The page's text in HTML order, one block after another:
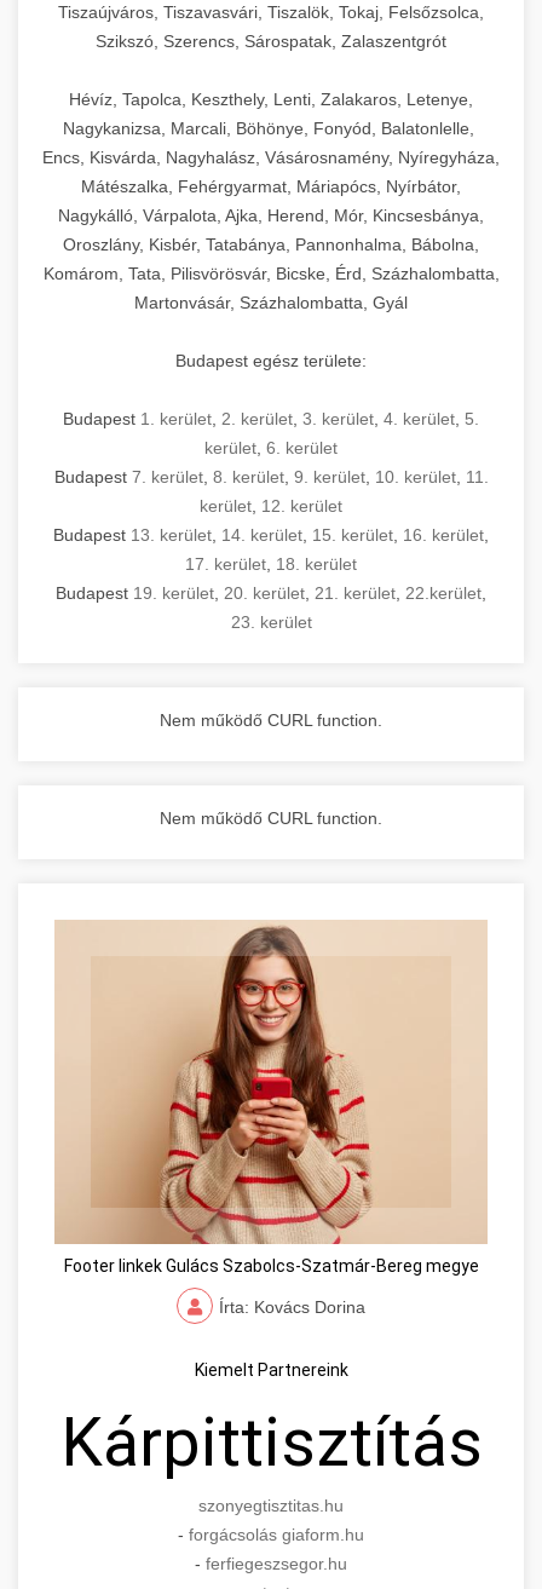
Tiszaújváros, Tiszavasvári, Tiszalök, Tokaj, Felsőzsolca,
Szikszó, Szerencs, Sárospatak, Zalaszentgrót
Hévíz, Tapolca, Keszthely, Lenti, Zalakaros, Letenye,
Nagykanizsa, Marcali, Böhönye, Fonyód, Balatonlelle,
Encs, Kisvárda, Nagyhalász, Vásárosnamény, Nyíregyháza,
Mátészalka, Fehérgyarmat, Máriapócs, Nyírbátor,
Nagykálló, Várpalota, Ajka, Herend, Mór, Kincsesbánya,
Oroszlány, Kisbér, Tatabánya, Pannonhalma, Bábolna,
Komárom, Tata, Pilisvörösvár, Bicske, Érd, Százhalombatta,
Martonvásár, Százhalombatta, Gyál
Budapest egész területe:
Budapest 1. kerület 2. kerület 3. kerület 4. kerület 5.
kerület 6. kerület
Budapest 7. kerület, 8. kerület, 9. kerület, 10. kerület, 11.
kerület 12. kerület
Budapest 13. kerület 14. kerület 15. kerület 16. kerület
17. kerület 18. kerület
Budapest 19. kerület 20. kerület 21. kerület 22.kerület
23. kerület
Nem működő CURL function.
Nem működő CURL function.
Footer linkek Gulács Szabolcs-Szatmár-Bereg megye
Írta: Kovács Dorina
Kiemelt Partnereink
Kárpittisztítás
szonyegtisztitas.hu
- forgácsolás giaform.hu
- ferfiegeszsegor.hu